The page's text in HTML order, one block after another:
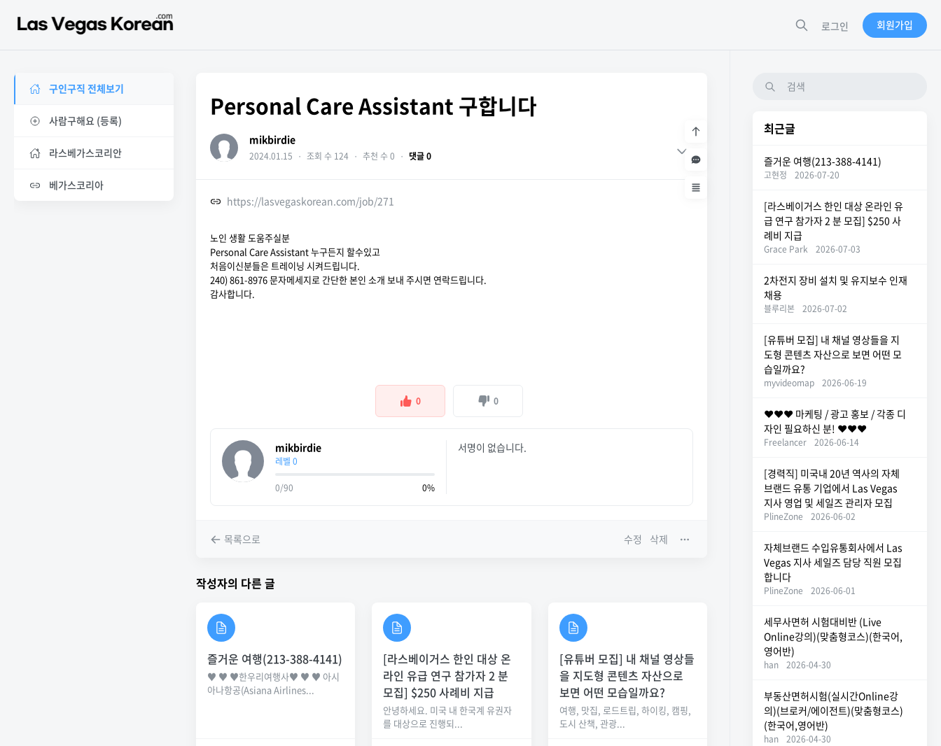
로그인 회원가입
구인구직 전체보기
사람구해요 (등록)
라스베가스코리안
베가스코리아
Personal Care Assistant 구합니다
mikbirdie
2024.01.15 ・ 조회 수 124 ・ 추천 수 0 ・ 댓글 0
https://lasvegaskorean.com/job/271
노인 생활 도움주실분
Personal Care Assistant 누구든지 할수있고
처음이신분들은 트레이닝 시켜드립니다.
240) 861-8976 문자메세지로 간단한 본인 소개 보내 주시면 연락드립니다.
감사합니다.
0 0
mikbirdie
레벨 0
0/90 0%
서명이 없습니다.
목록으로 수정 삭제
작성자의 다른 글
즐거운 여행(213-388-4141)
♥ ♥ ♥한우리여행사♥ ♥ ♥ 아시
아나항공(Asiana Airlines...
[라스베이거스 한인 대상 온
라인 유급 연구 참가자 2 분
모집] $250 사례비 지급
안녕하세요. 미국 내 한국계 유권자
를 대상으로 진행되...
[유튜버 모집] 내 채널 영상들
을 지도형 콘텐츠 자산으로
보면 어떤 모습일까요?
여행, 맛집, 로드트립, 하이킹, 캠핑,
도시 산책, 관광...
최근글
즐거운 여행(213-388-4141)
고현정 2026-07-20
[라스베이거스 한인 대상 온라인 유
급 연구 참가자 2 분 모집] $250 사
례비 지급
Grace Park 2026-07-03
2차전지 장비 설치 및 유지보수 인재
채용
블루리본 2026-07-02
[유튜버 모집] 내 채널 영상들을 지
도형 콘텐츠 자산으로 보면 어떤 모
습일까요?
myvideomap 2026-06-19
❤️❤️❤️ 마케팅 / 광고 홍보 / 각종 디
자인 필요하신 분! ❤️❤️❤️
Freelancer 2026-06-14
[경력직] 미국내 20년 역사의 자체
브랜드 유통 기업에서 Las Vegas
지사 영업 및 세일즈 관리자 모집
PlineZone 2026-06-02
자체브랜드 수입유통회사에서 Las
Vegas 지사 세일즈 담당 직원 모집
합니다
PlineZone 2026-06-01
세무사면허 시험대비반 (Live
Online강의)(맞춤형코스)(한국어,
영어반)
han 2026-04-30
부동산면허시험(실시간Online강
의)(브로커/에이전트)(맞춤형코스)
(한국어,영어반)
han 2026-04-30